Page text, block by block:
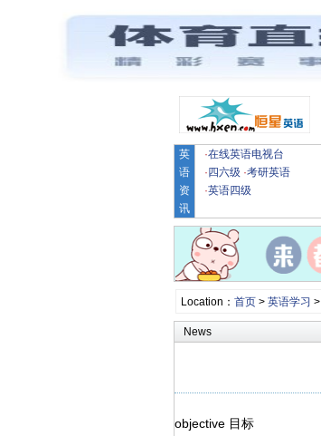
英
语
资
讯
·在线英语电视台
· 四六级 ·考研英语
·英语四级
Location： 首页> 英语学习 >
News
objective 目标